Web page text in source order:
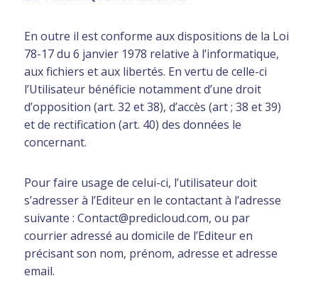
En outre il est conforme aux dispositions de la Loi
78-17 du 6 janvier 1978 relative à l’informatique,
aux fichiers et aux libertés. En vertu de celle-ci
l’Utilisateur bénéficie notamment d’une droit
d’opposition (art. 32 et 38), d’accès (art ; 38 et 39)
et de rectification (art. 40) des données le
concernant.
Pour faire usage de celui-ci, l’utilisateur doit
s’adresser à l’Editeur en le contactant à l’adresse
suivante : Contact@predicloud.com, ou par
courrier adressé au domicile de l’Editeur en
précisant son nom, prénom, adresse et adresse
email.